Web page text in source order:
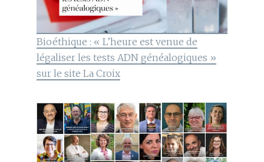
Bioéthique : « L’heure est venue de
légaliser les tests ADN généalogiques »
sur le site La Croix